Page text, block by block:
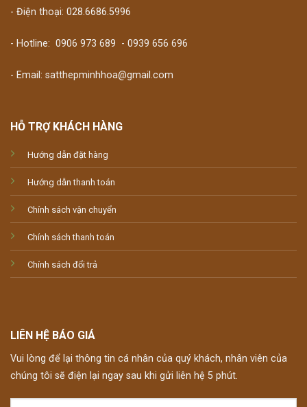
- Điện thoại: 028.6686.5996
- Hotline: 0906 973 689 - 0939 656 696
- Email: satthepminhhoa@gmail.com
HỖ TRỢ KHÁCH HÀNG
Hướng dẫn đặt hàng
Hướng dẫn thanh toán
Chính sách vận chuyển
Chính sách thanh toán
Chính sách đổi trả
LIÊN HỆ BÁO GIÁ
Vui lòng để lại thông tin cá nhân của quý khách, nhân viên của
chúng tôi sẽ điện lại ngay sau khi gửi liên hệ 5 phút.